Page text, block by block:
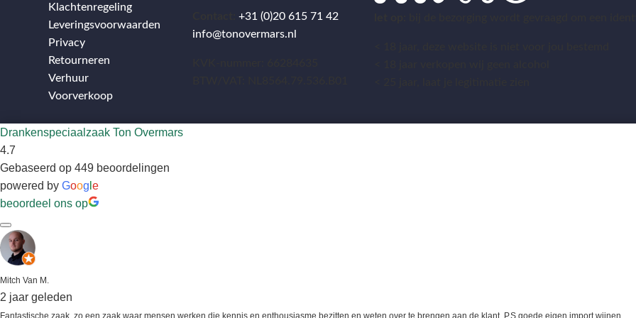
Klachtenregeling
Leveringsvoorwaarden
Privacy
Retourneren
Verhuur
Voorverkoop
+31 (0)20 615 71 42
info@tonovermars.nl
Drankenspeciaalzaak Ton Overmars
4.7
Gebaseerd op 449 beoordelingen
powered by Goog e
beoordeel ons op
Mitch Van M.
2 jaar geleden
Fantastische zaak, zo een zaak waar mensen werken die kennis en enthousiasme bezitten en weten over te brengen aan de klant. P.S goede eigen import wijnen.